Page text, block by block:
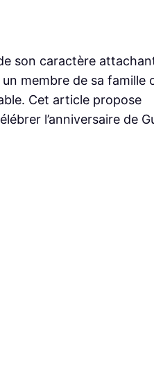
son caractère
membre de sa famille
Cet article propose
l’anniversaire de